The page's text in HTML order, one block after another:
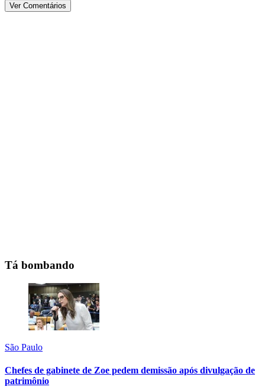
Ver Comentários
Tá bombando
São Paulo
Chefes de gabinete de Zoe pedem demissão após divulgação de
patrimônio